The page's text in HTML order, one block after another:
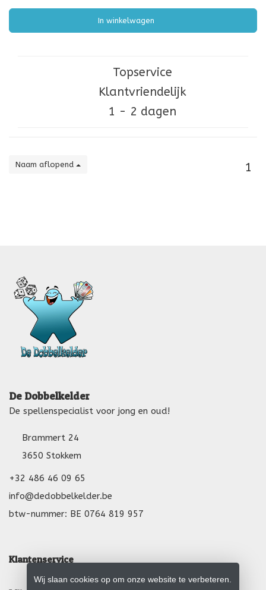
In winkelwagen
Topservice
Klantvriendelijk
1 - 2 dagen
Naam aflopend 1
De Dobbelkelder
De spellenspecialist voor jong en oud!
Brammert 24
3650 Stokkem
+32 486 46 09 65
info@dedobbelkelder.be
btw-nummer: BE 0764 819 957
Klantenservice
Wij slaan cookies op om onze website te verbeteren.